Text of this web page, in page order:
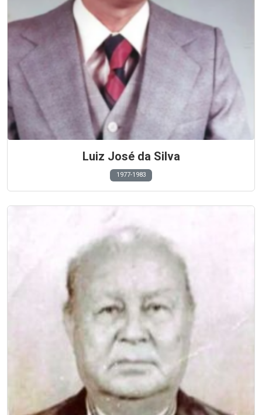
Luiz José da Silva
1977-1983